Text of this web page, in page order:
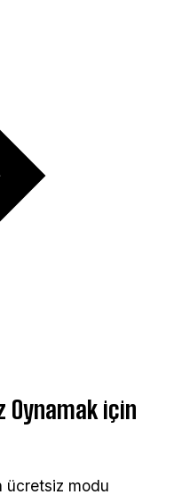
Oynamak için
ücretsiz modu